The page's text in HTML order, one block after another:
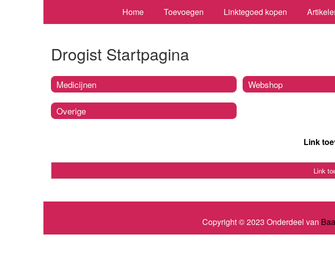
Home Toevoegen Linktegoed kopen
Drogist Startpagina
Medicijnen
Overige
Webshop
Link
Link
Copyright © 2023 Onderdeel van